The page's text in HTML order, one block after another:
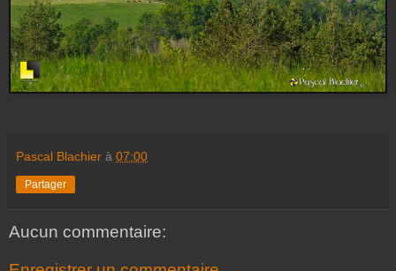
Pascal Blachier à 07:00
Partager
Aucun commentaire: